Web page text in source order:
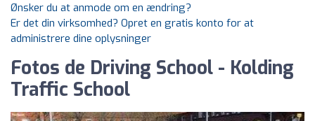
Ønsker du at anmode om en ændring?
Er det din virksomhed? Opret en gratis konto for at
administrere dine oplysninger
Fotos de Driving School - Kolding
Traffic School